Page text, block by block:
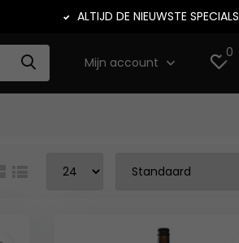
ALTIJD DE NIEUWSTE SPECIALS
Mijn account
0